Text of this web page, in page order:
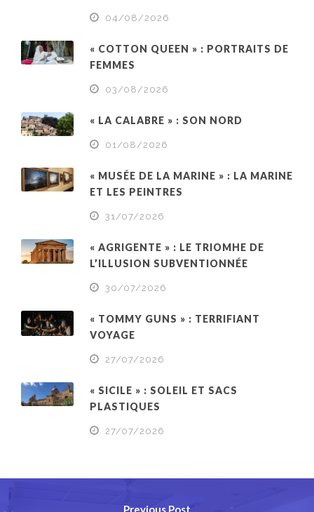
04/08/2026
« COTTON QUEEN » : PORTRAITS DE
FEMMES
03/08/2026
« LA CALABRE » : SON NORD
01/08/2026
« MUSÉE DE LA MARINE » : LA MARINE
ET LES PEINTRES
31/07/2026
« AGRIGENTE » : LE TRIOMHE DE
L’ILLUSION SUBVENTIONNÉE
30/07/2026
« TOMMY GUNS » : TERRIFIANT
VOYAGE
27/07/2026
« SICILE » : SOLEIL ET SACS
PLASTIQUES
27/07/2026
Previous Post